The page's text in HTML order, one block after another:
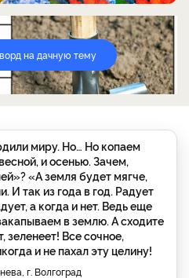
на дачную тему
миру. Но… Но копаем
и осенью. Зачем,
«А земля будет мягче,
И так из года в год. Радует
а когда и нет. Ведь еще
в землю. А сходите
зеленеет! Все сочное,
и не пахал эту целину!
г. Волгоград